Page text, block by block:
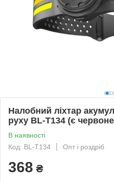
Налобний ліхтар
руху BL-T134 (є
В наявності
Код: BL-T134
Опт і роздріб
368 ₴